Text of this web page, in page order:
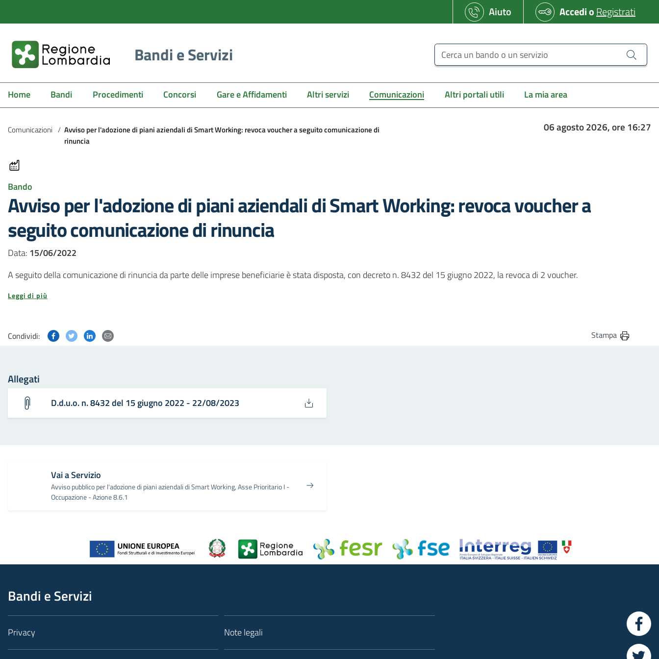
Aiuto AccedioRegistrati
Bandi e Servizi Cerca un bando o un servizio
Home Bandi Procedimenti Concorsi Gare e Affidamenti Altri servizi Comunicazioni Altri portali utili La mia area
Comunicazioni / Avviso per l'adozione di piani aziendali di Smart Working: revoca voucher a seguito comunicazione di
rinuncia
06 agosto 2026, ore 16:27
Bando
Avviso per l'adozione di piani aziendali di Smart Working: revoca voucher a
seguito comunicazione di rinuncia
Data: 15/06/2022
A seguito della comunicazione di rinuncia da parte delle imprese beneficiarie è stata disposta, con decreto n. 8432 del 15 giugno 2022, la revoca di 2 voucher.
Leggi di più
Condividi: Condividi questa pagina su Facebook
Condividi questa pagina su Twitter
Condividi questa pagina su Linkedin Stampa
Allegati
D.d.u.o. n. 8432 del 15 giugno 2022 - 22/08/2023
Vai a Servizio
Avviso pubblico per l'adozione di piani aziendali di Smart Working, Asse Prioritario I -
Occupazione - Azione 8.6.1
Bandi e Servizi
Privacy Note legali